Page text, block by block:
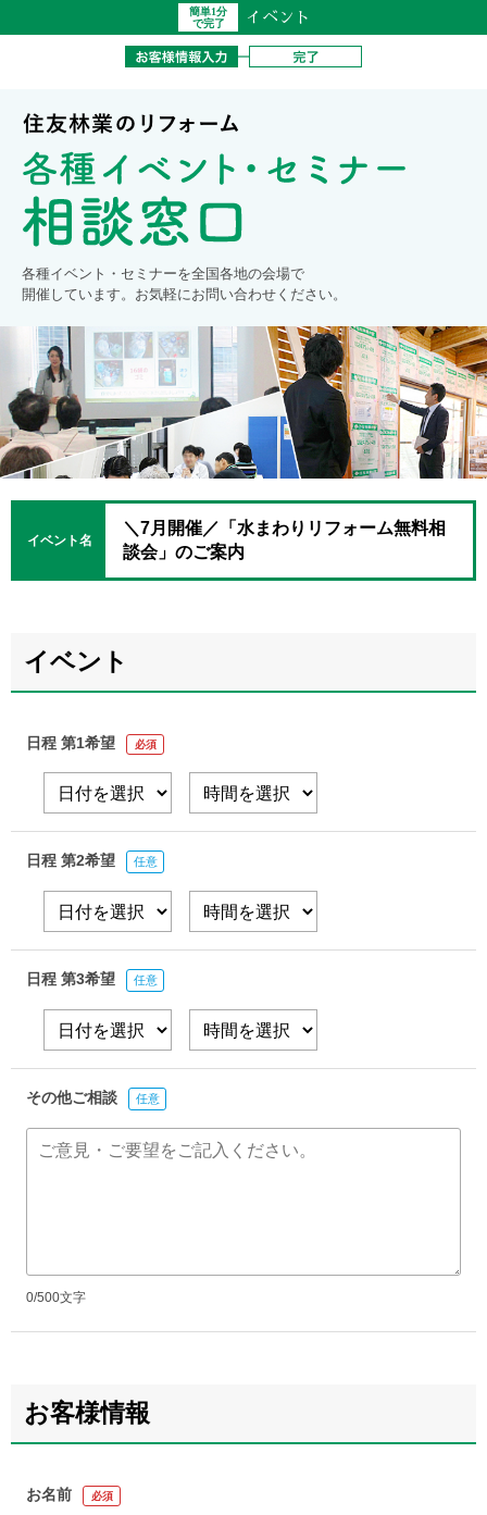
イベント
簡単1分
で完了
各種イベント・セミナーを全国各地の会場で
開催しています。お気軽にお問い合わせください。
イベント名
＼7月開催／「水まわりリフォーム無料相
談会」のご案内
イベント
日程 第1希望 必須
日程 第2希望 任意
日程 第3希望 任意
その他ご相談 任意
0/500文字
お客様情報
お名前 必須